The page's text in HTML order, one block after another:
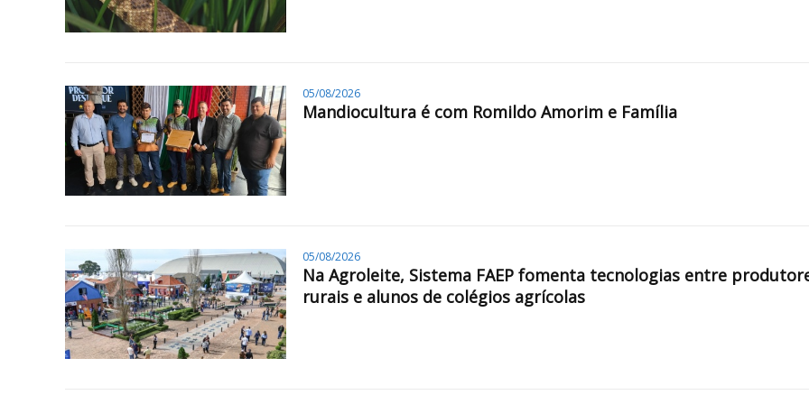
05/08/2026
Mandiocultura é com Romildo Amorim e Família
05/08/2026
Na Agroleite, Sistema FAEP fomenta tecnologias entre
rurais e alunos de colégios agrícolas